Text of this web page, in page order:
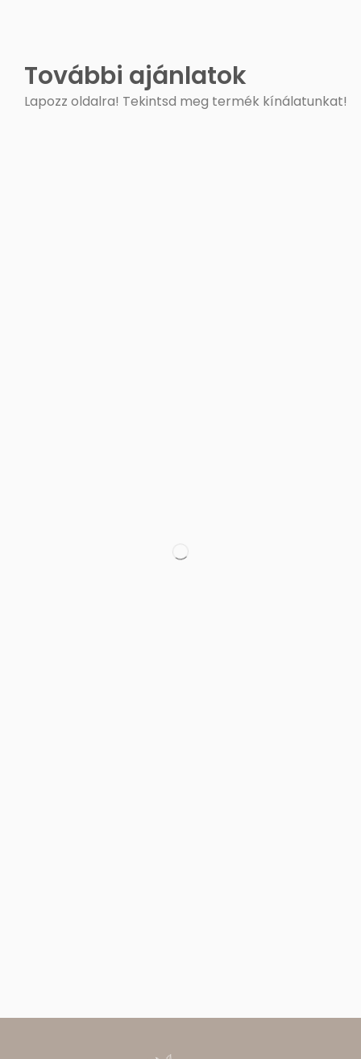
További ajánlatok
Lapozz oldalra! Tekintsd meg termék kínálatunkat!